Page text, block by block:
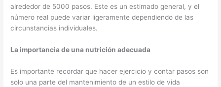
alrededor de 5000 pasos. Este es un estimado general, y el
número real puede variar ligeramente dependiendo de las
circunstancias individuales.
La importancia de una nutrición adecuada
Es importante recordar que hacer ejercicio y contar pasos son
solo una parte del mantenimiento de un estilo de vida